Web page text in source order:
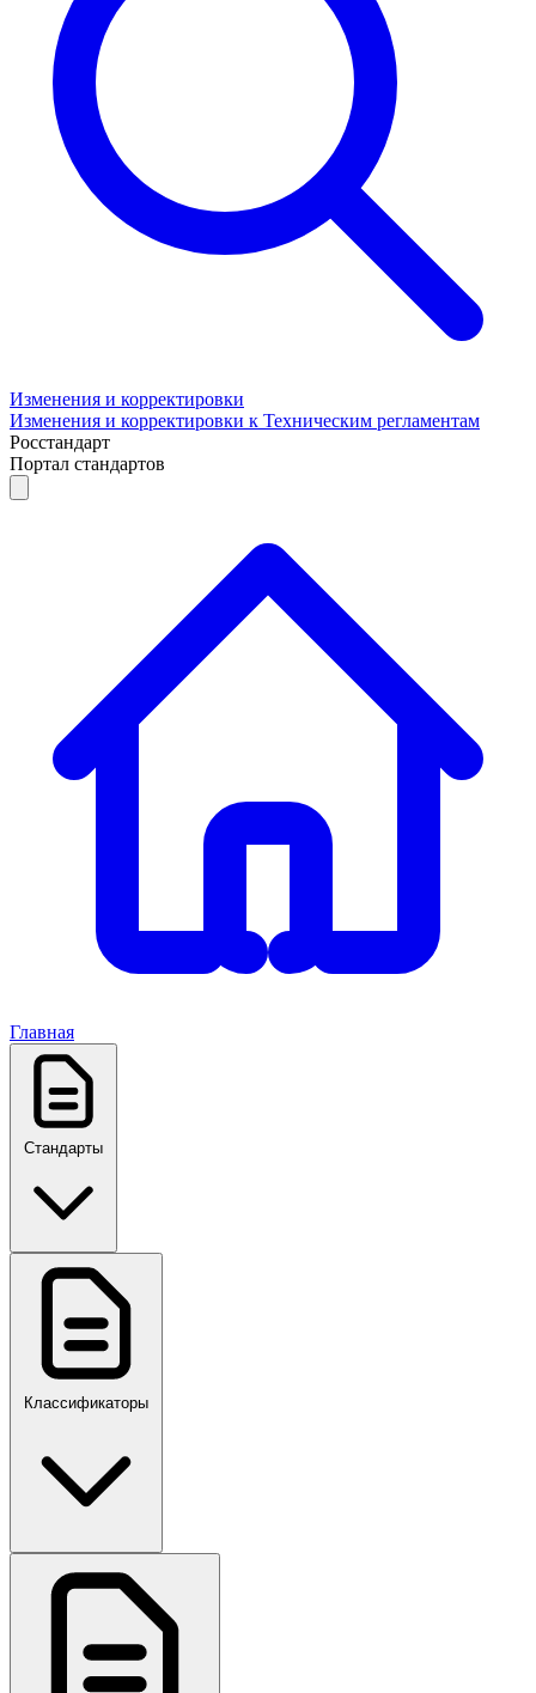
Изменения и корректировки
Изменения и корректировки к Техническим регламентам
Росстандарт
Портал стандартов
Главная
Стандарты
ГОСТ, ГОСТ Р, ПНСТ
ПР,Р,ПМГ,РМГ
Классификаторы